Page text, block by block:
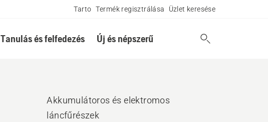
Tarto Termék regisztrálása Üzlet keresése
Tanulás és felfedezés Új és népszerű
Akkumulátoros és elektromos
láncfűrészek